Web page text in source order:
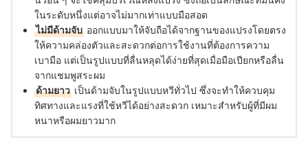
ในระดับหนึ่งแต่อาจไม่มากเท่าแบบมือสอด
ไม่มีด้ามจับ ออกแบบมาให้จับถือได้จากฐานของแปรงโดยตรง
ให้ความคล่องตัวและสะดวกต่อการใช้งานที่ต้องการความ
เบามือ แต่เป็นรูปแบบที่ลื่นหลุดได้ง่ายที่สุดเมื่อมือเปียกหรือลื่น
จากแชมพูสระผม
ด้ามยาว เป็นด้ามจับในรูปแบบหวีทั่วไป ซึ่งจะทำให้ควบคุม
ทิศทางและแรงที่ใช้หวีได้อย่างสะดวก เหมาะสำหรับผู้ที่มีผม
หนาหรือผมยาวมาก